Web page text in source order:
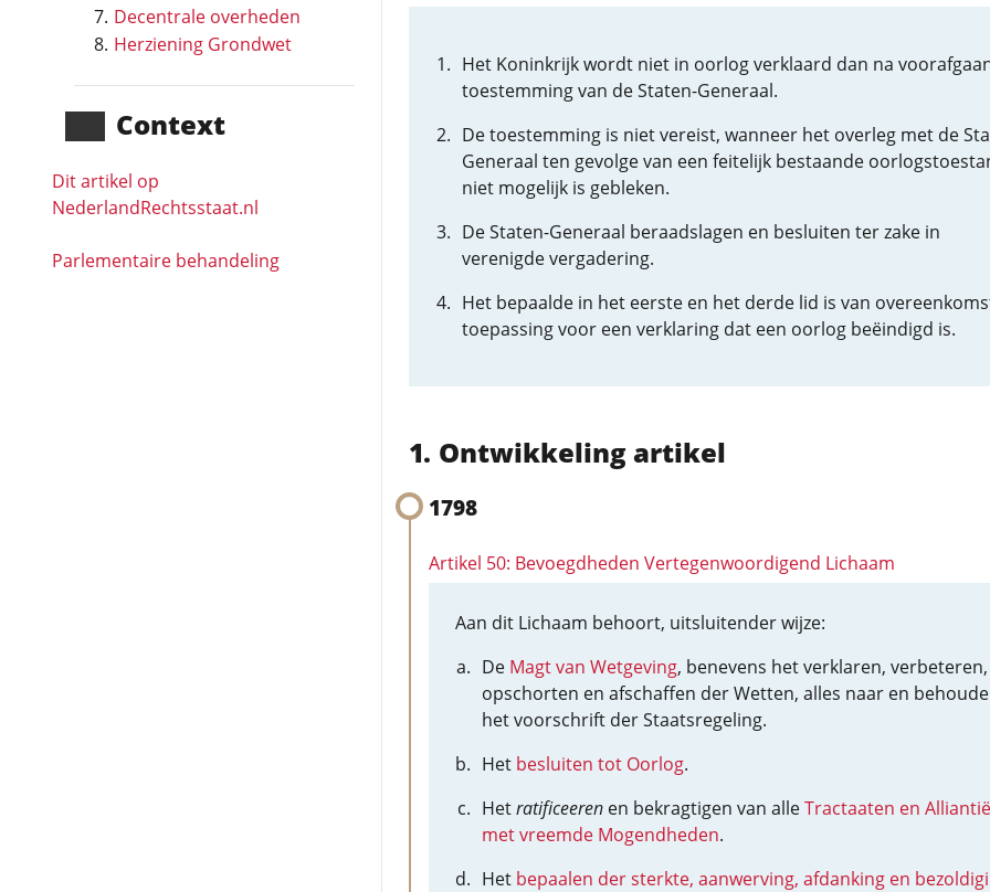
Decentrale overheden
Herziening Grondwet
Context
Dit artikel op
NederlandRechts­staat.nl
Parlementaire behandeling
Het Koninkrijk wordt niet in oorlog verklaard dan na
toestemming van de Staten-Generaal.
De toestemming is niet vereist, wanneer het overleg met de
Generaal ten gevolge van een feitelijk bestaande
niet mogelijk is gebleken.
De Staten-Generaal beraadslagen en besluiten ter zake in
verenigde vergadering.
Het bepaalde in het eerste en het derde lid is van
toepassing voor een verklaring dat een oorlog beëindigd is.
Ontwikkeling artikel
1798
Artikel 50: Bevoegdheden Vertegenwoordigend Lichaam
Aan dit Lichaam behoort, uitsluitender wijze:
De Magt van Wetgeving, benevens het verklaren, verbeteren,
opschorten en afschaffen der Wetten, alles naar en
het voorschrift der Staatsregeling.
Het besluiten tot Oorlog.
Hetratificeerenen bekragtigen van alleTractaaten en
met vreemde Mogendheden.
Het bepaalen der sterkte, aanwerving, afdanking en